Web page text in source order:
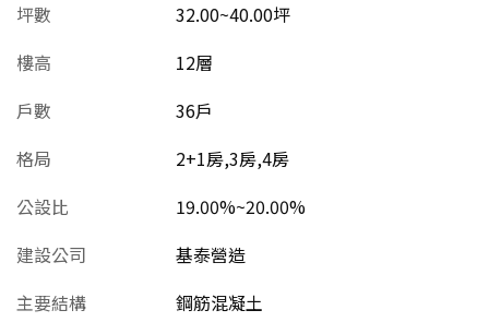
坪數
32.00~40.00坪
樓高
12層
戶數
36戶
格局
2+1房,3房,4房
公設比
19.00%~20.00%
建設公司
基泰營造
主要結構
鋼筋混凝土